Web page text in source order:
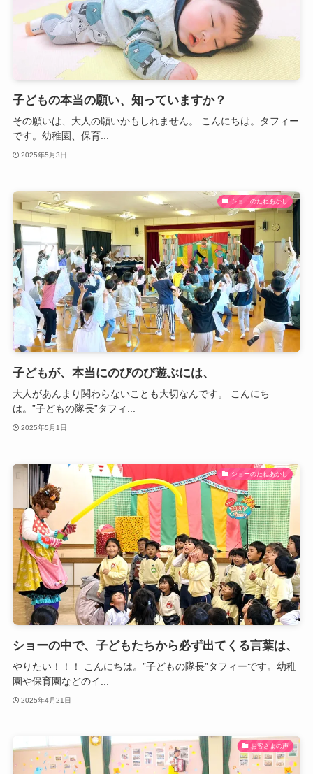
子どもの本当の願い、知っていますか？
その願いは、大人の願いかもしれません。 こんにちは。タフィー
です。幼稚園、保育...
2025年5月3日
ショーのたねあかし
子どもが、本当にのびのび遊ぶには、
大人があんまり関わらないことも大切なんです。 こんにち
は。”子どもの隊長”タフィ...
2025年5月1日
ショーのたねあかし
ショーの中で、子どもたちから必ず出てくる言葉は、
やりたい！！！ こんにちは。”子どもの隊長”タフィーです。幼稚
園や保育園などのイ...
2025年4月21日
お客さまの声